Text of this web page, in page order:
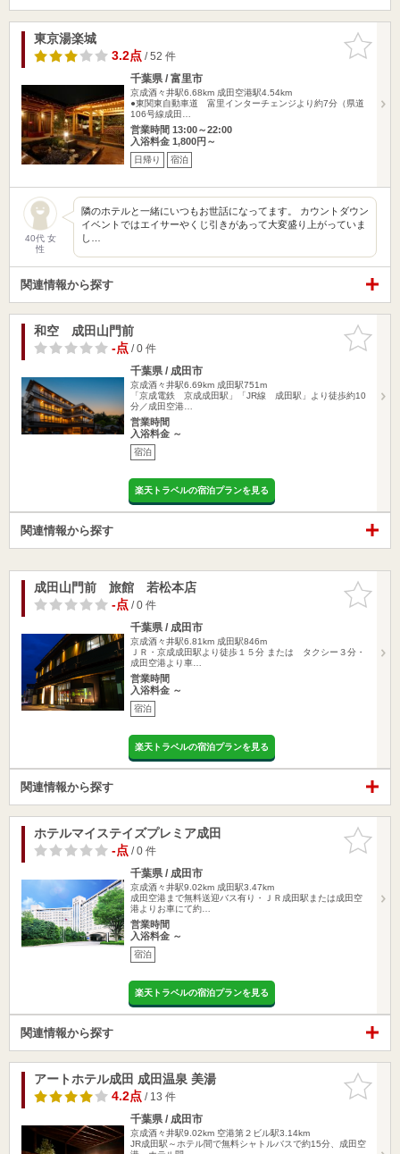
お気に入
りに追加
東京湯楽城
3.2点/ 52 件
千葉県 / 富里市
京成酒々井駅6.68km 成田空港駅4.54km
●東関東自動車道 富里インターチェンジより約7分（県道
106号線成田…
営業時間 13:00～22:00
入浴料金 1,800円～
日帰り 宿泊
40代 女
性
隣のホテルと一緒にいつもお世話になってます。 カウントダウン
イベントではエイサーやくじ引きがあって大変盛り上がっていま
し…
関連情報から探す
お気に入
りに追加
和空 成田山門前
-点/ 0 件
千葉県 / 成田市
京成酒々井駅6.69km 成田駅751m
「京成電鉄 京成成田駅」「JR線 成田駅」より徒歩約10
分／成田空港…
営業時間
入浴料金 ～
宿泊
楽天トラベルの宿泊プランを見る
関連情報から探す
お気に入
りに追加
成田山門前 旅館 若松本店
-点/ 0 件
千葉県 / 成田市
京成酒々井駅6.81km 成田駅846m
ＪＲ・京成成田駅より徒歩１５分 または タクシー３分・
成田空港より車…
営業時間
入浴料金 ～
宿泊
楽天トラベルの宿泊プランを見る
関連情報から探す
お気に入
りに追加
ホテルマイステイズプレミア成田
-点/ 0 件
千葉県 / 成田市
京成酒々井駅9.02km 成田駅3.47km
成田空港まで無料送迎バス有り・ＪＲ成田駅または成田空
港よりお車にて約…
営業時間
入浴料金 ～
宿泊
楽天トラベルの宿泊プランを見る
関連情報から探す
お気に入
りに追加
アートホテル成田 成田温泉 美湯
4.2点/ 13 件
千葉県 / 成田市
京成酒々井駅9.02km 空港第２ビル駅3.14km
JR成田駅～ホテル間で無料シャトルバスで約15分、成田空